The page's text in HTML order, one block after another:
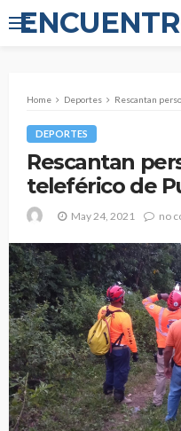
Home Deportes Rescantan
DEPORTES
Rescantan
teleférico de
May 24, 2021 no